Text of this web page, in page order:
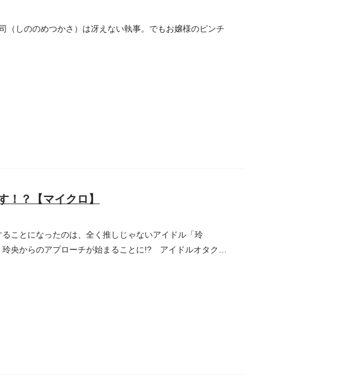
（しののめつかさ）は冴えない執事。でもお嬢様のピンチ
！？【マイクロ】
ことになったのは、全く推しじゃないアイドル「玲
央からのアプローチが始まることに!? アイドルオタクマ